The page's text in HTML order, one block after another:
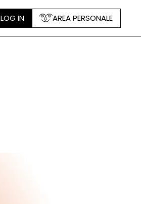
LOG IN AREA PERSONALE